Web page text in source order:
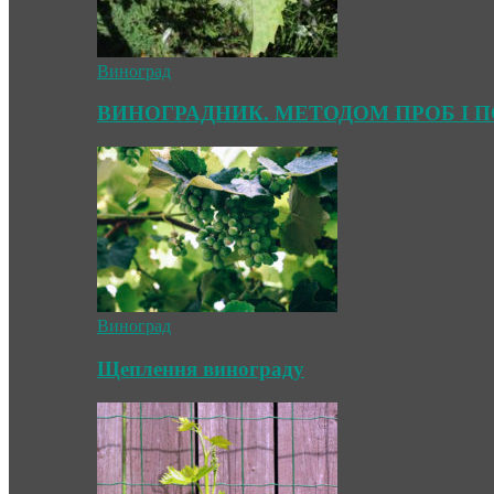
Виноград
ВИНОГРАДНИК. МЕТОДОМ ПРОБ І
Виноград
Щеплення винограду